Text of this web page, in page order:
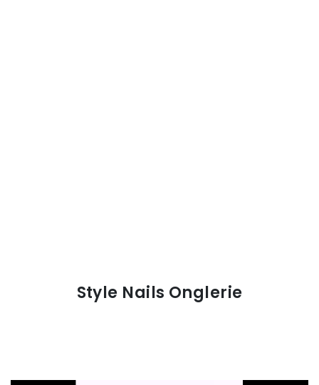
Style Nails Onglerie